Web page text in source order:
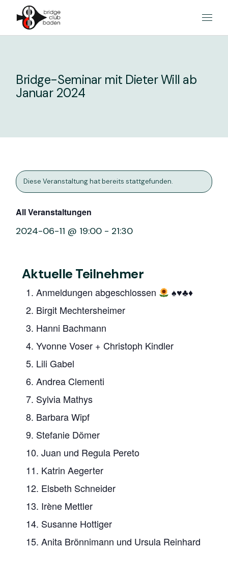
content
Bridge-Seminar mit Dieter Will ab
Januar 2024
Diese Veranstaltung hat bereits stattgefunden.
All Veranstaltungen
2024-06-11 @ 19:00 - 21:30
Aktuelle Teilnehmer
1. Anmeldungen abgeschlossen ♠️♥️♣️♦️
2. Birgit Mechtersheimer
3. Hanni Bachmann
4. Yvonne Voser + Christoph Kindler
5. Lili Gabel
6. Andrea Clementi
7. Sylvia Mathys
8. Barbara Wipf
9. Stefanie Dömer
10. Juan und Regula Pereto
11. Katrin Aegerter
12. Elsbeth Schneider
13. Irène Mettler
14. Susanne Hottiger
15. Anita Brönnimann und Ursula Reinhard